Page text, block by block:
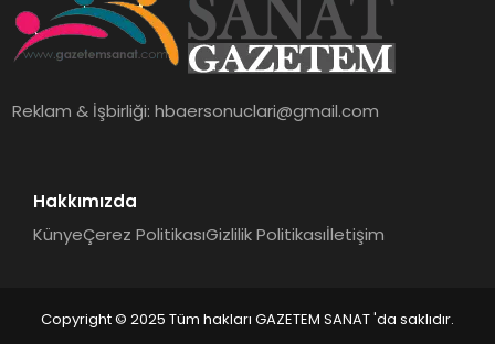
Reklam & İşbirliği:hbaersonuclari@gmail.com
Hakkımızda
KünyeÇerez PolitikasıGizlilik Politikasıİletişim
Copyright © 2025 Tüm hakları GAZETEM SANAT 'da saklıdır.